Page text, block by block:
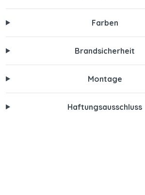
Farben
Brandsicherheit
Montage
Haftungsausschluss